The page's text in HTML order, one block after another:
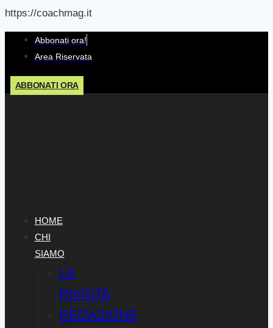
https://coachmag.it
Salta
contenuto
Abbonati ora!
Area Riservata
ABBONATI ORA
HOME
CHI
SIAMO
LA
RIVISTA
REDAZIONE